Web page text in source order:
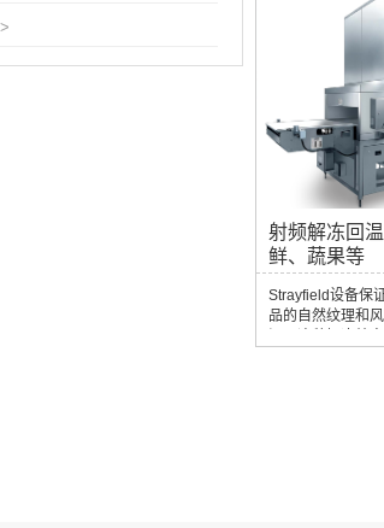
>
发，从而实现快
法相比，射频干
多优点。首先，
的过程。这是因
依赖于玻璃纤维
射频解冻回
鲜、蔬果等
Strayfield设备保
品的自然纹理和